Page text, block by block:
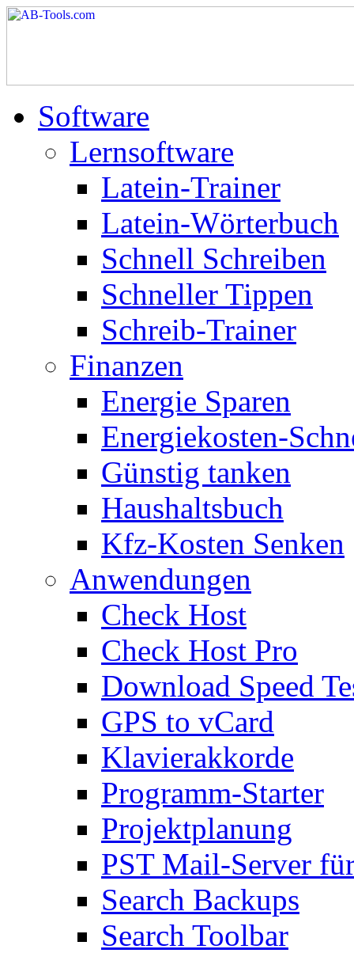
Software
Lernsoftware
Latein-Trainer
Latein-Wörterbuch
Schnell Schreiben
Schneller Tippen
Schreib-Trainer
Finanzen
Energie Sparen
Energiekosten-
Günstig tanken
Haushaltsbuch
Kfz-Kosten Senken
Anwendungen
Check Host
Check Host Pro
Download Speed
GPS to vCard
Klavierakkorde
Programm-Starter
Projektplanung
PST Mail-Server
Search Backups
Search Toolbar